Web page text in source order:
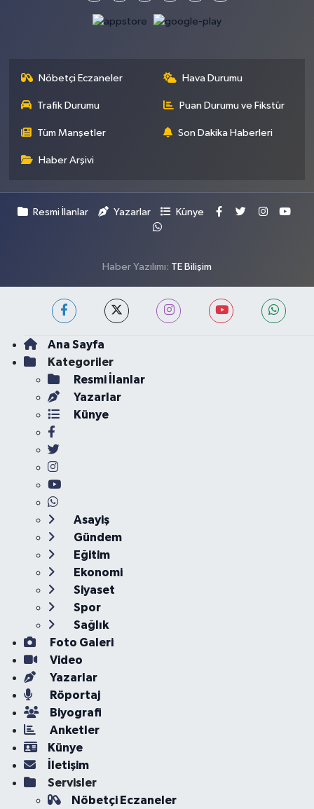
Nöbetçi Eczaneler Hava Durumu
Trafik Durumu Puan Durumu ve Fikstür
Tüm Manşetler Son Dakika Haberleri
Haber Arşivi
Resmi İlanlar Yazarlar Künye
Haber Yazılımı: TE Bilişim
Ana Sayfa
Kategoriler
Resmi İlanlar
Yazarlar
Künye
Asayiş
Gündem
Eğitim
Ekonomi
Siyaset
Spor
Sağlık
Foto Galeri
Video
Yazarlar
Röportaj
Biyografi
Anketler
Künye
İletişim
Servisler
Nöbetçi Eczaneler